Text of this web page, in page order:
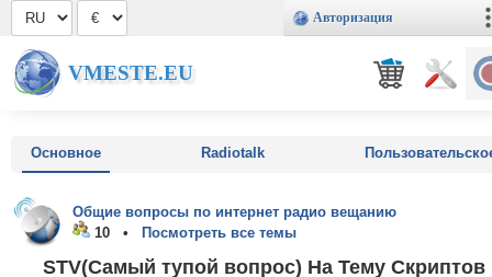
Авторизация
VMESTE.EU
Основное Radiotalk
Общие вопросы по интернет радио вещанию
10 •
Посмотреть все темы
STV(Самый тупой вопрос) На Тему Скриптов